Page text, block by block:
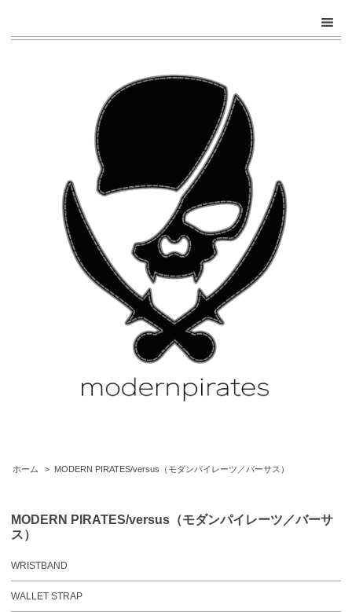
ホーム > MODERN PIRATES/versus（モダンパイレーツ／バーサス）
MODERN PIRATES/versus（モダンパイレーツ／バーサ
ス）
WRISTBAND
WALLET STRAP